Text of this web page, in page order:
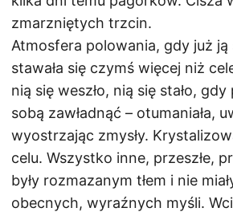
zmarzniętych trzcin.
Atmosfera polowania, gdy już ją
stawała się czymś więcej niż
nią się weszło, nią się stało, gdy
sobą zawładnąć – otumaniała,
wyostrzając zmysły.
celu. Wszystko inne, przeszłe,
były rozmazanym tłem i nie
obecnych, wyraźnych myśli.